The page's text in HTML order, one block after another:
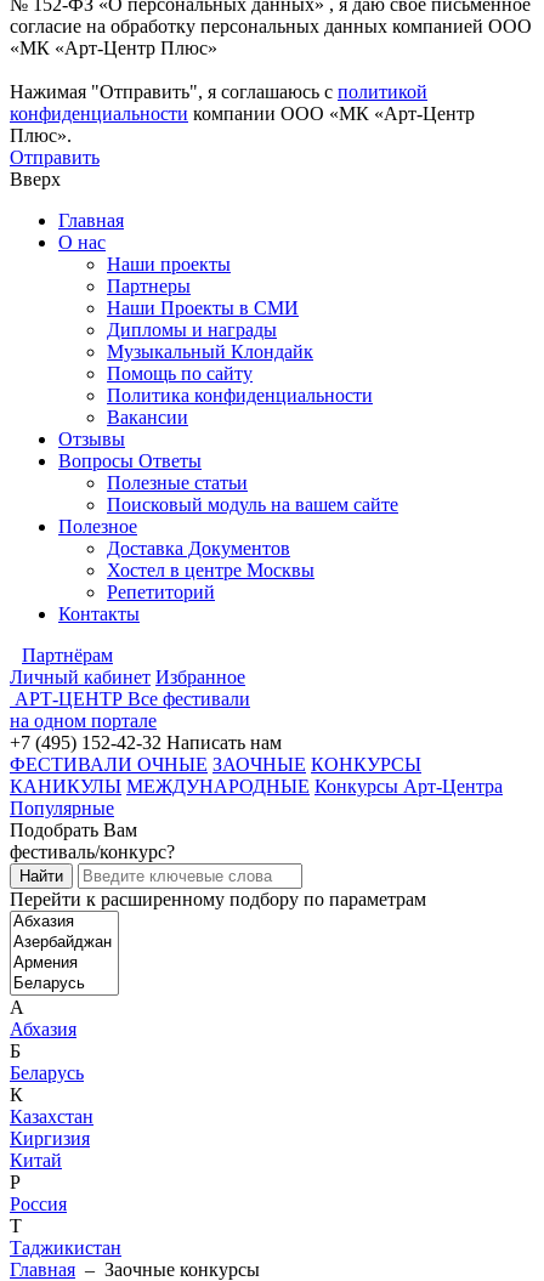
№ 152-ФЗ «О персональных данных» , я даю свое письменное
согласие на обработку персональных данных компанией ООО
«МК «Арт-Центр Плюс»
Нажимая "Отправить", я соглашаюсь с политикой
конфиденциальности компании ООО «МК «Арт-Центр
Плюс».
Отправить
Вверх
Главная
О нас
Наши проекты
Партнеры
Наши Проекты в СМИ
Дипломы и награды
Музыкальный Клондайк
Помощь по сайту
Политика конфиденциальности
Вакансии
Отзывы
Вопросы Ответы
Полезные статьи
Поисковый модуль на вашем сайте
Полезное
Доставка Документов
Хостел в центре Москвы
Репетиторий
Контакты
Партнёрам
Личный кабинет Избранное
АРТ-ЦЕНТР Все фестивали
на одном портале
+7 (495) 152-42-32 Написать нам
ФЕСТИВАЛИ ОЧНЫЕ ЗАОЧНЫЕ КОНКУРСЫ
КАНИКУЛЫ МЕЖДУНАРОДНЫЕ Конкурсы Арт-Центра
Популярные
Подобрать Вам
фестиваль/конкурс?
Перейти к расширенному подбору по параметрам
А
Абхазия
Б
Беларусь
К
Казахстан
Киргизия
Китай
Р
Россия
Т
Таджикистан
Главная – Заочные конкурсы